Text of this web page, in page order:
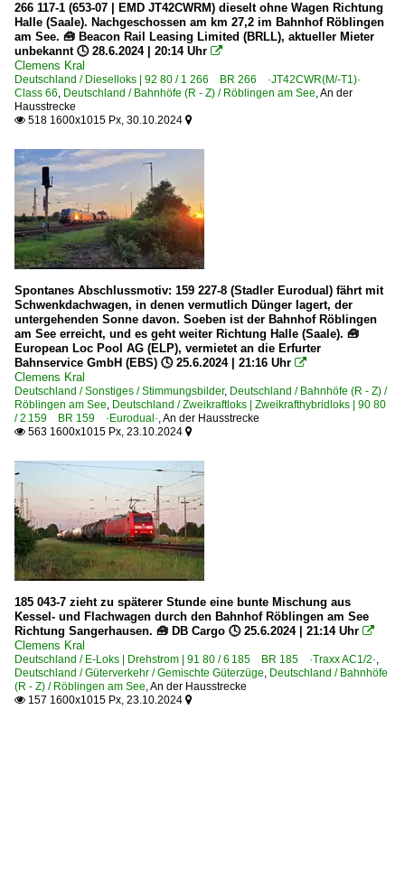
266 117-1 (653-07 | EMD JT42CWRM) dieselt ohne Wagen Richtung
Halle (Saale). Nachgeschossen am km 27,2 im Bahnhof Röblingen
am See. 🧰 Beacon Rail Leasing Limited (BRLL), aktueller Mieter
unbekannt 🕓 28.6.2024 | 20:14 Uhr 
Clemens Kral
Deutschland / Dieselloks | 92 80 / 1 266 BR 266 ·JT42CWR(M/-T1)·
Class 66, Deutschland / Bahnhöfe (R - Z) / Röblingen am See,An der
Hausstrecke
 518 1600x1015 Px, 30.10.2024 
Spontanes Abschlussmotiv: 159 227-8 (Stadler Eurodual) fährt mit
Schwenkdachwagen, in denen vermutlich Dünger lagert, der
untergehenden Sonne davon. Soeben ist der Bahnhof Röblingen
am See erreicht, und es geht weiter Richtung Halle (Saale). 🧰
European Loc Pool AG (ELP), vermietet an die Erfurter
Bahnservice GmbH (EBS) 🕓 25.6.2024 | 21:16 Uhr 
Clemens Kral
Deutschland / Sonstiges / Stimmungsbilder, Deutschland / Bahnhöfe (R - Z) /
Röblingen am See, Deutschland / Zweikraftloks | Zweikrafthybridloks | 90 80
/ 2 159 BR 159 ·Eurodual·,An der Hausstrecke
 563 1600x1015 Px, 23.10.2024 
185 043-7 zieht zu späterer Stunde eine bunte Mischung aus
Kessel- und Flachwagen durch den Bahnhof Röblingen am See
Richtung Sangerhausen. 🧰 DB Cargo 🕓 25.6.2024 | 21:14 Uhr 
Clemens Kral
Deutschland / E-Loks | Drehstrom | 91 80 / 6 185 BR 185 ·Traxx AC1/2·,
Deutschland / Güterverkehr / Gemischte Güterzüge, Deutschland / Bahnhöfe
(R - Z) / Röblingen am See,An der Hausstrecke
 157 1600x1015 Px, 23.10.2024 